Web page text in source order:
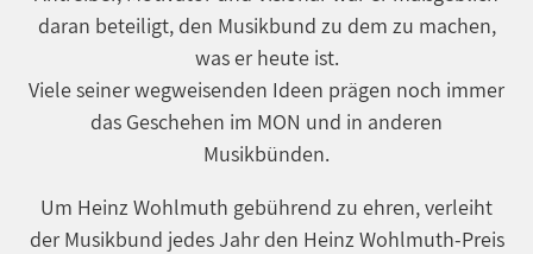
daran beteiligt, den Musikbund zu dem zu machen,
was er heute ist.
Viele seiner wegweisenden Ideen prägen noch immer
das Geschehen im MON und in anderen
Musikbünden.
Um Heinz Wohlmuth gebührend zu ehren, verleiht
der Musikbund jedes Jahr den Heinz Wohlmuth-Preis